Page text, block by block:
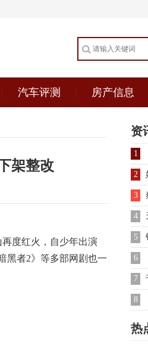
汽车评测 房产信息
架整改
度红火，自少年出演
黑者2》等多部网剧也一
资
1
示
2
头
3
4
5
6
大
7
的
8
喜
热